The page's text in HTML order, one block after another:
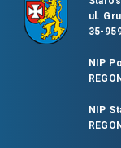
ul.
35-
NIP
NIP